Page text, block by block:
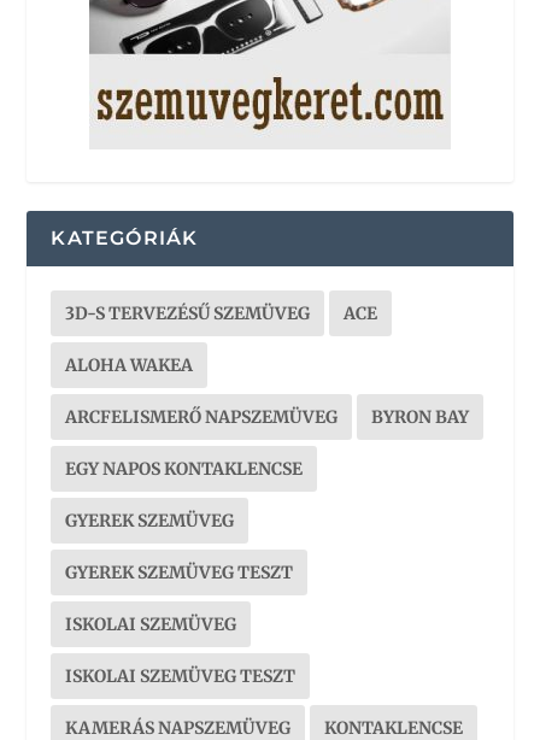
KATEGÓRIÁK
3D-S TERVEZÉSŰ SZEMÜVEG ACE
ALOHA WAKEA
ARCFELISMERŐ NAPSZEMÜVEG BYRON BAY
EGY NAPOS KONTAKLENCSE
GYEREK SZEMÜVEG
GYEREK SZEMÜVEG TESZT
ISKOLAI SZEMÜVEG
ISKOLAI SZEMÜVEG TESZT
KAMERÁS NAPSZEMÜVEG KONTAKLENCSE